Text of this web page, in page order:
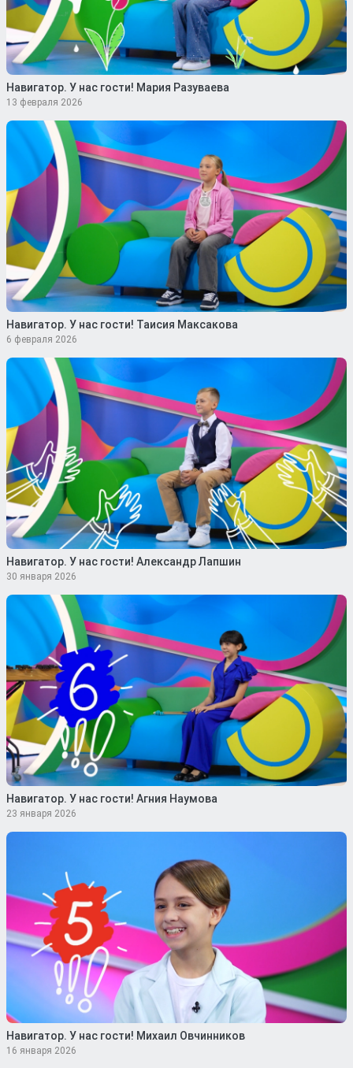
Навигатор. У нас гости! Мария Разуваева
13 февраля 2026
Навигатор. У нас гости! Таисия Максакова
6 февраля 2026
Навигатор. У нас гости! Александр Лапшин
30 января 2026
Навигатор. У нас гости! Агния Наумова
23 января 2026
Навигатор. У нас гости! Михаил Овчинников
16 января 2026